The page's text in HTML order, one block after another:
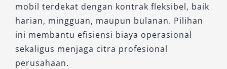
mobil terdekat dengan kontrak fleksibel, baik
harian, mingguan, maupun bulanan. Pilihan
ini membantu efisiensi biaya operasional
sekaligus menjaga citra profesional
perusahaan.